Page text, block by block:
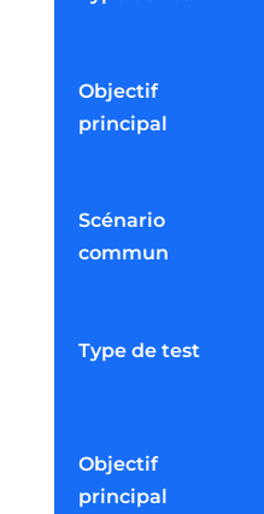
Objectif
principal
Scénario
commun
Type de test
Objectif
principal